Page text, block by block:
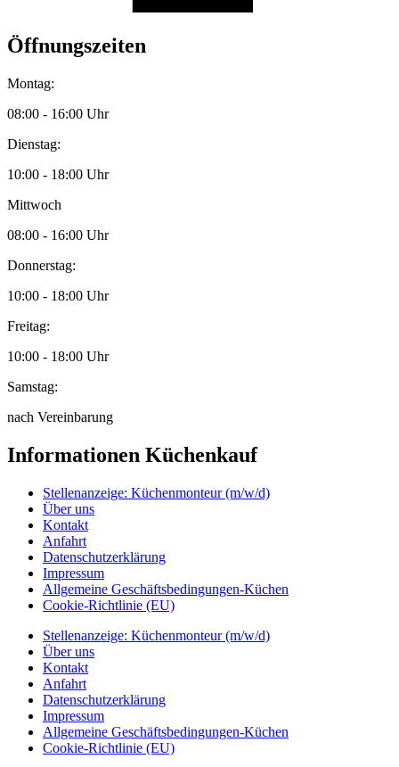
Öffnungszeiten
Montag:
08:00 - 16:00 Uhr
Dienstag:
10:00 - 18:00 Uhr
Mittwoch
08:00 - 16:00 Uhr
Donnerstag:
10:00 - 18:00 Uhr
Freitag:
10:00 - 18:00 Uhr
Samstag:
nach Vereinbarung
Informationen Küchenkauf
Stellenanzeige: Küchenmonteur (m/w/d)
Über uns
Kontakt
Anfahrt
Datenschutzerklärung
Impressum
Allgemeine Geschäftsbedingungen-Küchen
Cookie-Richtlinie (EU)
Stellenanzeige: Küchenmonteur (m/w/d)
Über uns
Kontakt
Anfahrt
Datenschutzerklärung
Impressum
Allgemeine Geschäftsbedingungen-Küchen
Cookie-Richtlinie (EU)